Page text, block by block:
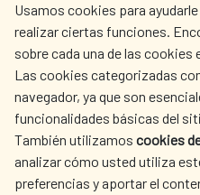
Usamos cookies para
realizar ciertas funciones.
sobre cada una de las
Las cookies categorizadas
navegador, ya que son
funcionalidades básicas del
También utilizamos cookies
analizar cómo usted utiliza
preferencias y aportar el